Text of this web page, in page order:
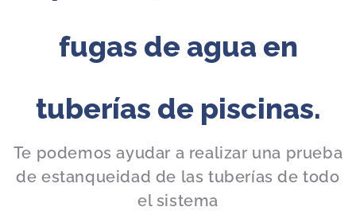
fugas de agua en
tuberías de piscinas.
Te podemos ayudar a realizar una prueba
de estanqueidad de las tuberías de todo
el sistema